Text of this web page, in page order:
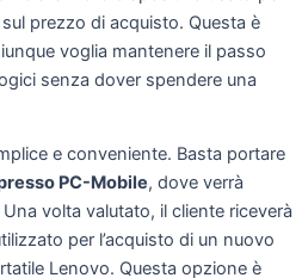
prezzo di acquisto. Questa è
voglia mantenere il passo
senza dover spendere una
e conveniente. Basta portare
PC-Mobile, dove verrà
volta valutato, il cliente riceverà
per l’acquisto di un nuovo
Lenovo. Questa opzione è